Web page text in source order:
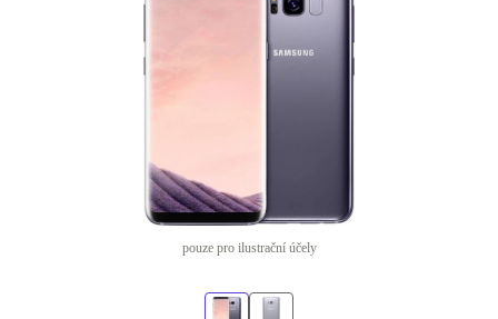
pouze pro ilustrační účely